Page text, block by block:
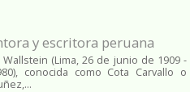
y escritora peruana
Wallstein (Lima, 26 de junio de 1909 -
conocida como Cota Carvallo o